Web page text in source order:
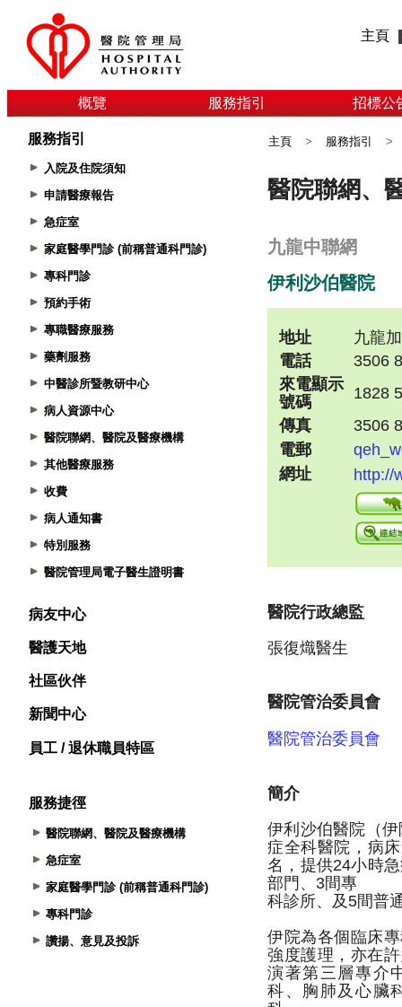
主頁
概覽 服務指引 招標公
服務指引
入院及住院須知
申請醫療報告
急症室
家庭醫學門診 (前稱普通科門診)
專科門診
預約手術
專職醫療服務
藥劑服務
中醫診所暨教研中心
病人資源中心
醫院聯網、醫院及醫療機構
其他醫療服務
收費
病人通知書
特別服務
醫院管理局電子醫生證明書
病友中心
醫護天地
社區伙伴
新聞中心
員工 / 退休職員特區
服務捷徑
醫院聯網、醫院及醫療機構
急症室
家庭醫學門診 (前稱普通科門診)
專科門診
讚揚、意見及投訴
主頁 > 服務指引 >